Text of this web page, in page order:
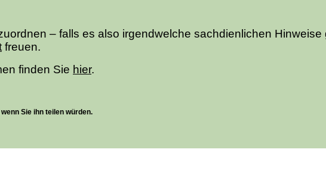
– falls es also irgendwelche sachdienlichen Hinweise
freuen.
finden Sie hier.
Sie ihn teilen würden.